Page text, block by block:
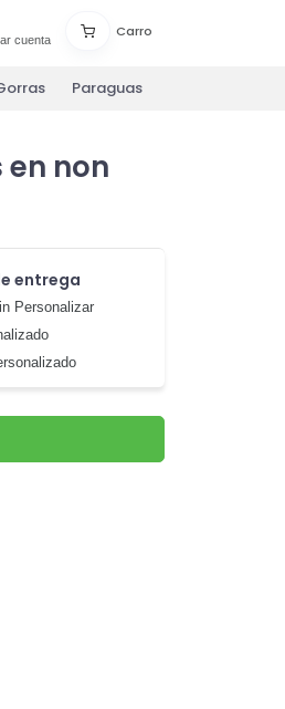
cuenta
Carro
Paraguas
non
entrega
Personalizar